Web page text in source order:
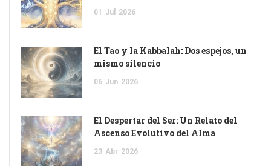
01 Jul 2026
El Tao y la Kabbalah: Dos espejos, un
mismo silencio
06 Jun 2026
El Despertar del Ser: Un Relato del
Ascenso Evolutivo del Alma
23 Abr 2026